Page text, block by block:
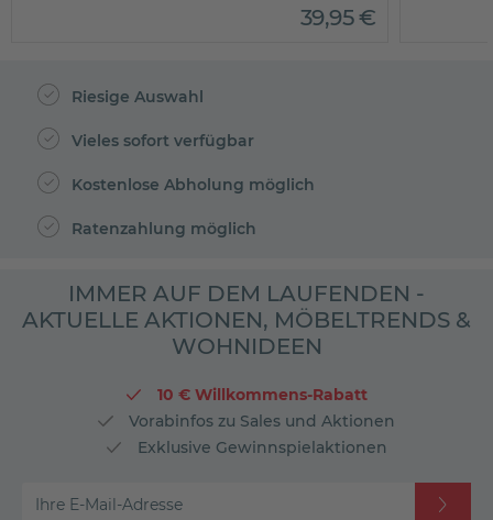
39,95€
Riesige Auswahl
Vieles sofort verfügbar
Kostenlose Abholung möglich
Ratenzahlung möglich
IMMER AUF DEM LAUFENDEN -
AKTUELLE AKTIONEN, MÖBELTRENDS &
WOHNIDEEN
10 € Willkommens-Rabatt
Vorabinfos zu Sales und Aktionen
Exklusive Gewinnspielaktionen
Ihre E-Mail-Adresse